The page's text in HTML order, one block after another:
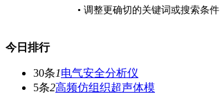
• 调整更确切的关键词或搜索条件
今日排行
30条1电气安全分析仪
5条2高频仿组织超声体模